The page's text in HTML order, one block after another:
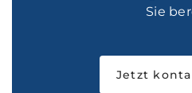
Sie
Jetzt